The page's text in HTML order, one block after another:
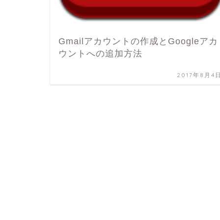
Gmailアカウントの作成とGoogleアカ
ウントへの追加方法
2017年8月4